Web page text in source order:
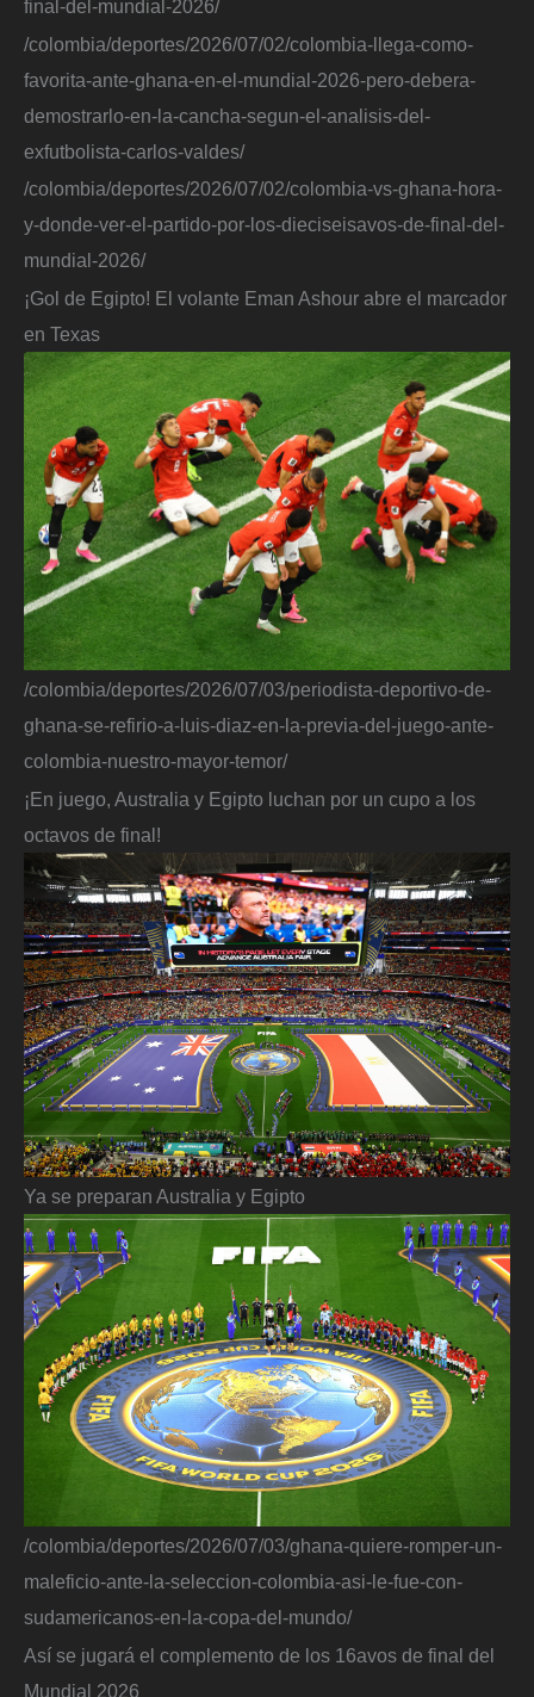
final-del-mundial-2026/
/colombia/deportes/2026/07/02/colombia-llega-como-
favorita-ante-ghana-en-el-mundial-2026-pero-debera-
demostrarlo-en-la-cancha-segun-el-analisis-del-
exfutbolista-carlos-valdes/
/colombia/deportes/2026/07/02/colombia-vs-ghana-hora-
y-donde-ver-el-partido-por-los-dieciseisavos-de-final-del-
mundial-2026/
¡Gol de Egipto! El volante Eman Ashour abre el marcador
en Texas
/colombia/deportes/2026/07/03/periodista-deportivo-de-
ghana-se-refirio-a-luis-diaz-en-la-previa-del-juego-ante-
colombia-nuestro-mayor-temor/
¡En juego, Australia y Egipto luchan por un cupo a los
octavos de final!
Ya se preparan Australia y Egipto
/colombia/deportes/2026/07/03/ghana-quiere-romper-un-
maleficio-ante-la-seleccion-colombia-asi-le-fue-con-
sudamericanos-en-la-copa-del-mundo/
Así se jugará el complemento de los 16avos de final del
Mundial 2026